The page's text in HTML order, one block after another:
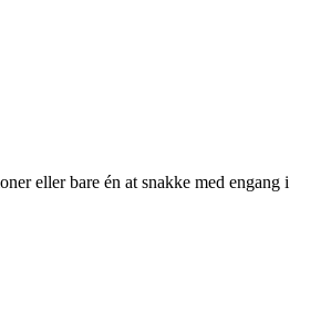
eller bare én at snakke med engang i